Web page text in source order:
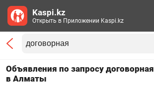
Объявления по запросу договорная
в Алматы
Kaspi.kz
Открыть в Приложении Kaspi.kz